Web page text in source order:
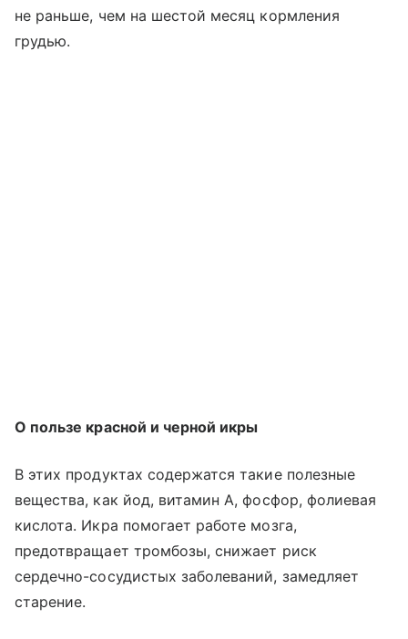
не раньше, чем на шестой месяц кормления
грудью.
О пользе красной и черной икры
В этих продуктах содержатся такие полезные
вещества, как йод, витамин А, фосфор, фолиевая
кислота. Икра помогает работе мозга,
предотвращает тромбозы, снижает риск
сердечно-сосудистых заболеваний, замедляет
старение.